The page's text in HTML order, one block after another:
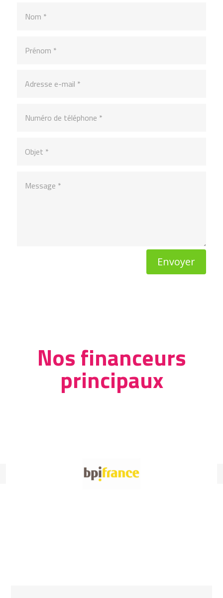
Envoyer
Nos financeurs
principaux